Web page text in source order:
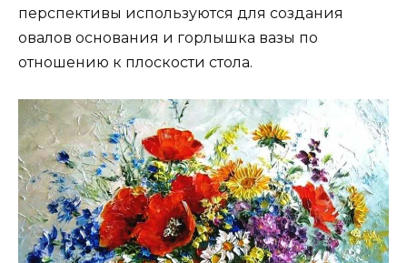
перспективы используются для создания
овалов основания и горлышка вазы по
отношению к плоскости стола.